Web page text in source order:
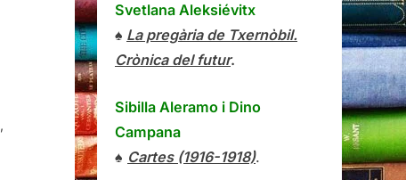
,
Svetlana Aleksiévitx
♠ La pregària de Txernòbil.
Crònica del futur.
Sibilla Aleramo i Dino
Campana
♠ Cartes (1916-1918).